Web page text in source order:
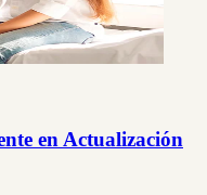
en Actualización